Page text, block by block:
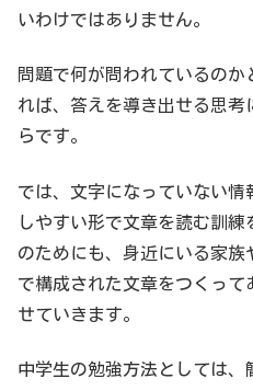
いわけではありません。
問題で何が問われているの
れば、答えを導き出せる思
らです。
では、文字になっていない
しやすい形で文章を読む訓
のためにも、身近にいる家
で構成された文章をつくっ
せていきます。
中学生の勉強方法としては